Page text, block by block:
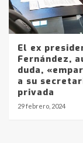
El ex
Fernández,
duda,
a su
privada
29 febrero, 2024